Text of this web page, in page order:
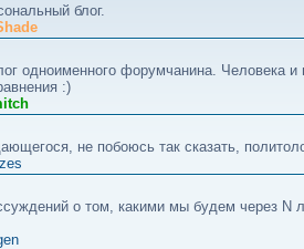
блог.
одноименного форумчанина. Человека и
:)
не побоюсь так сказать,
о том, какими мы будем через N